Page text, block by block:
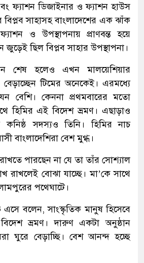
ফ্যাশন ডিজাইনার ও ফ্যাশন হাউস
বিপ্লব সাহাসহ বাংলাদেশের এক ঝাঁক
ও উপস্থাপনায় প্রাণবন্ত হয়ে
ছিল বিপ্লব সাহার উপস্থাপনা।
শেষ হলেও এখন মালয়েশিয়ার
টিমের অনেকেই। এরমধ্যে
বেশি। কেননা প্রথমবারের মতো
হিমির এই বিদেশ ভ্রমণ। এছাড়াও
সদস্যও তিনি। হিমির নাচ
বাংলাদেশিরা বেশ মুগ্ধ।
রাখতে পারছেন না যে তা তাঁর সোশ্যাল
রাখলেই বোঝা যাচ্ছে। মা’কে সাথে
পথেঘাটে।
বলেন, সাংস্কৃতিক মানুষ হিসেবে
ভ্রমণ। দারুণ একটা অনুষ্ঠান
ঘুরে বেড়াচ্ছি। বেশ আনন্দ হচ্ছে